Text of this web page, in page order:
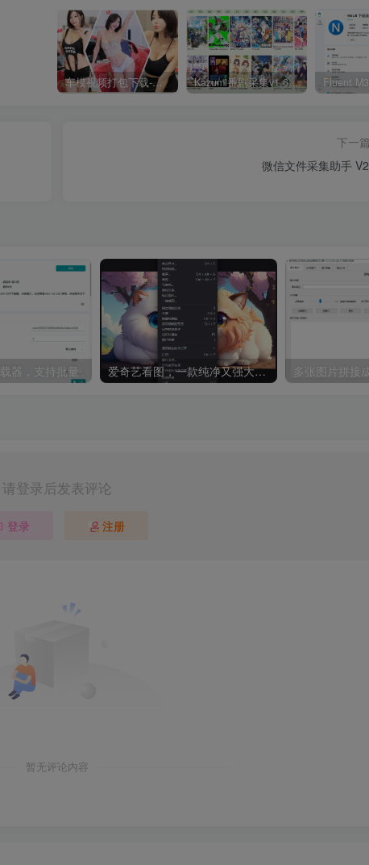
车模视频打包下载-高清无水印版 Kazumi番剧采集v1.6.9：支持自定义规则+在线观看+弹幕，跨平台下载
下一篇
微信文件采集助手
器，支持批量 爱奇艺看图，一款纯净又强大的看图工具 多张图片拼接
请登录后发表评论
登录 注册
暂无评论内容